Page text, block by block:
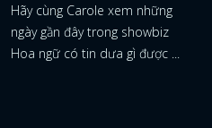
Hãy cùng Carole xem những
ngày gần đây trong showbiz
Hoa ngữ có tin dưa gì được ...